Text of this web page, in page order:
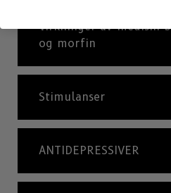
Virkninger av medisin
og morfin
Stimulanser
ANTIDEPRESSIVER